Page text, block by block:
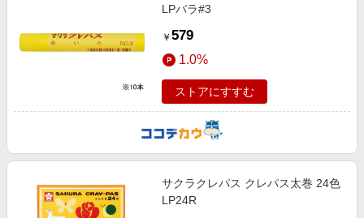
LPバラ#3
￥ 579
1.0%
ストアにすすむ
サクラクレパス クレパス太巻 24色
LP24R